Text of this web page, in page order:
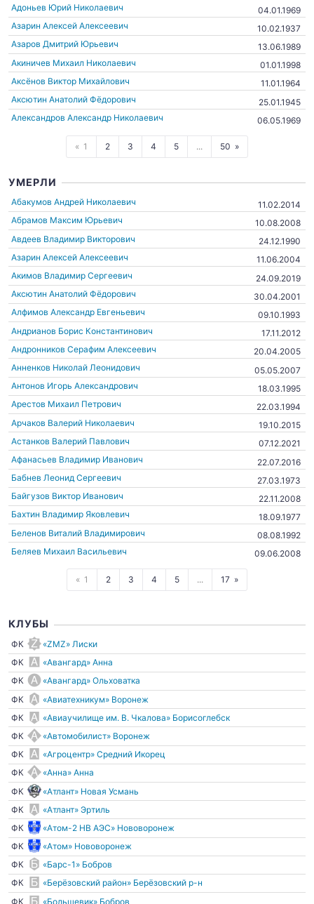
Адоньев Юрий Николаевич
04.01.1969
Азарин Алексей Алексеевич
10.02.1937
Азаров Дмитрий Юрьевич
13.06.1989
Акиничев Михаил Николаевич
01.01.1998
Аксёнов Виктор Михайлович
11.01.1964
Аксютин Анатолий Фёдорович
25.01.1945
Александров Александр Николаевич
06.05.1969
1 2 3 4 5 ... 50
УМЕРЛИ
Абакумов Андрей Николаевич
11.02.2014
Абрамов Максим Юрьевич
10.08.2008
Авдеев Владимир Викторович
24.12.1990
Азарин Алексей Алексеевич
11.06.2004
Акимов Владимир Сергеевич
24.09.2019
Аксютин Анатолий Фёдорович
30.04.2001
Алфимов Александр Евгеньевич
09.10.1993
Андрианов Борис Константинович
17.11.2012
Андронников Серафим Алексеевич
20.04.2005
Анненков Николай Леонидович
05.05.2007
Антонов Игорь Александрович
18.03.1995
Арестов Михаил Петрович
22.03.1994
Арчаков Валерий Николаевич
19.10.2015
Астанков Валерий Павлович
07.12.2021
Афанасьев Владимир Иванович
22.07.2016
Бабнев Леонид Сергеевич
27.03.1973
Байгузов Виктор Иванович
22.11.2008
Бахтин Владимир Яковлевич
18.09.1977
Беленов Виталий Владимирович
08.08.1992
Беляев Михаил Васильевич
09.06.2008
1 2 3 4 5 ... 17
КЛУБЫ
ФК
«ZMZ» Лиски
ФК
«Авангард» Анна
ФК
«Авангард» Ольховатка
ФК
«Авиатехникум» Воронеж
ФК
«Авиаучилище им. В. Чкалова» Борисоглебск
ФК
«Автомобилист» Воронеж
ФК
«Агроцентр» Средний Икорец
ФК
«Анна» Анна
ФК
«Атлант» Новая Усмань
ФК
«Атлант» Эртиль
ФК
«Атом-2 НВ АЭС» Нововоронеж
ФК
«Атом» Нововоронеж
ФК
«Барс-1» Бобров
ФК
«Берёзовский район» Берёзовский р-н
ФК
«Большевик» Бобров